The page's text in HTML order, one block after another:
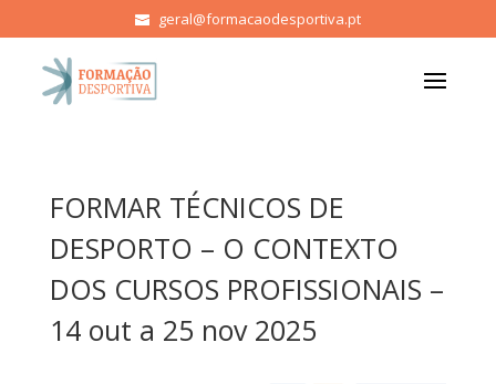
geral@formacaodesportiva.pt
FORMAR TÉCNICOS DE
DESPORTO – O CONTEXTO
DOS CURSOS PROFISSIONAIS –
14 out a 25 nov 2025